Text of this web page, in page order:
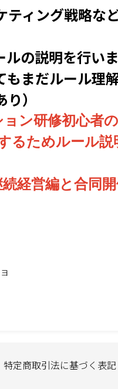
ィング戦略な
の説明を行いま
まだルール理
）
ン研修初心者
るためルール説
経営編と合同
特定商取引法に基づく表記